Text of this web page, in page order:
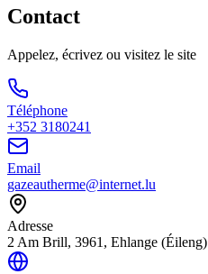
Contact
Appelez, écrivez ou visitez le site
Téléphone
+352 3180241
Email
gazeautherme@internet.lu
Adresse
2 Am Brill, 3961, Ehlange (Éileng)